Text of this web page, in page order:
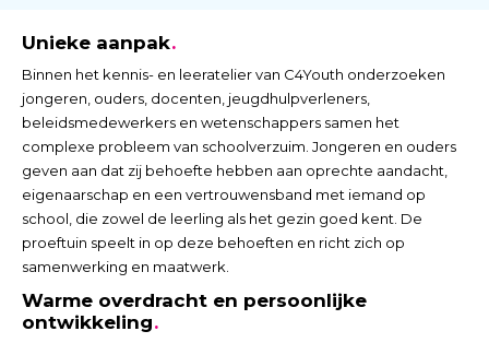
Unieke aanpak
Binnen het kennis- en leeratelier van C4Youth onderzoeken
jongeren, ouders, docenten, jeugdhulpverleners,
beleidsmedewerkers en wetenschappers samen het
complexe probleem van schoolverzuim. Jongeren en ouders
geven aan dat zij behoefte hebben aan oprechte aandacht,
eigenaarschap en een vertrouwensband met iemand op
school, die zowel de leerling als het gezin goed kent. De
proeftuin speelt in op deze behoeften en richt zich op
samenwerking en maatwerk.
Warme overdracht en persoonlijke
ontwikkeling